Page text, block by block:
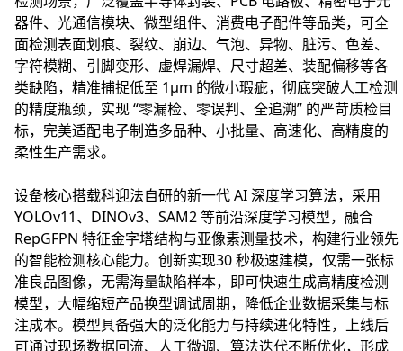
器件、光通信模块、微型组件、消费电子配件等品类，可全
面检测表面划痕、裂纹、崩边、气泡、异物、脏污、色差、
字符模糊、引脚变形、虚焊漏焊、尺寸超差、装配偏移等各
类缺陷，精准捕捉低至 1μm 的微小瑕疵，彻底突破人工检测
的精度瓶颈，实现 “零漏检、零误判、全追溯” 的严苛质检目
标，完美适配电子制造多品种、小批量、高速化、高精度的
柔性生产需求。
设备核心搭载科迎法自研的新一代 AI 深度学习算法，采用
YOLOv11、DINOv3、SAM2 等前沿深度学习模型，融合
RepGFPN 特征金字塔结构与亚像素测量技术，构建行业领先
的智能检测核心能力。创新实现30 秒极速建模，仅需一张标
准良品图像，无需海量缺陷样本，即可快速生成高精度检测
模型，大幅缩短产品换型调试周期，降低企业数据采集与标
注成本。模型具备强大的泛化能力与持续进化特性，上线后
可通过现场数据回流、人工微调、算法迭代不断优化，形成